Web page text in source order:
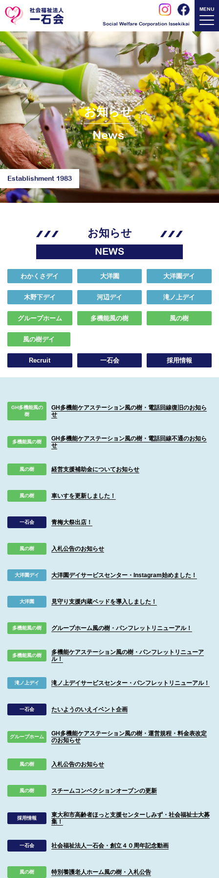
Social Welfare Corporation Issekikai
MENU
お知らせ
News
Establishment 1983
お知らせ
NEWS
わかくさデイ 大洋園 大洋園デイ
木野下デイ 河辺デイ 滝ノ上デイ
グループホーム 多機能風の樹 風の樹
風の樹デイ
Recruit 一石会 採用情報
GH多機能風の
樹
GH多機能ケアステーション風の樹・電話回線復旧のお知ら
せ
多機能風の樹
GH多機能ケアステーション風の樹・電話回線不通のお知ら
せ
風の樹 経営支援補助金についてお知らせ
風の樹 車いすを更新しました！
一石会 青梅大祭出店！
風の樹 入札公告のお知らせ
大洋園デイ 大洋園デイサービスセンター・Instagram始めました！
大洋園 見守り支援内蔵ベッドを導入しました！
多機能風の樹 グループホーム風の樹・パンフレットリニューアル！
多機能風の樹
多機能ケアステーション風の樹・パンフレットリニューア
ル！
滝ノ上デイ 滝ノ上デイサービスセンター・パンフレットリニューアル！
一石会 たいようのいえイベント企画
グループホーム
GH多機能ケアステーション風の樹・運営規程・料金表改定
のお知らせ
風の樹 入札公告のお知らせ
風の樹 スチームコンベクションオーブンの更新
採用情報
東大和市高齢者ほっと支援センターしみず・社会福祉士大募
集！
一石会 社会福祉法人一石会・創立４０周年記念動画
風の樹 特別養護老人ホーム風の樹・入札公告